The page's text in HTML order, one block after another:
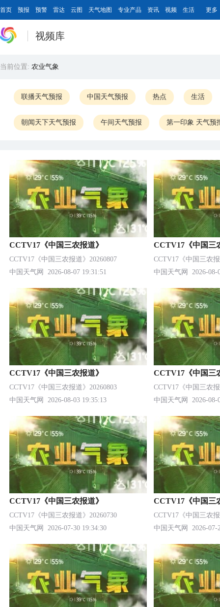
首页 预报 预警 雷达 云图 天气地图 专业产品 资讯 视频 生活 更多
视频库
当前位置: 农业气象
联播天气预报 中国天气预报 热点 生活
朝闻天下天气预报 午间天气预报 第一印象 天气预
CCTV17《中国三农报道》
CCTV17《中国三农报道》20260807
中国天气网
2026-08-07 19:31:51
CCTV17《中国三
CCTV17《中国三农
中国天气网
2026-08-
CCTV17《中国三农报道》
CCTV17《中国三农报道》20260803
中国天气网
2026-08-03 19:35:13
CCTV17《中国三
CCTV17《中国三农
中国天气网
2026-08-
CCTV17《中国三农报道》
CCTV17《中国三农报道》20260730
中国天气网
2026-07-30 19:34:30
CCTV17《中国三
CCTV17《中国三农
中国天气网
2026-07-